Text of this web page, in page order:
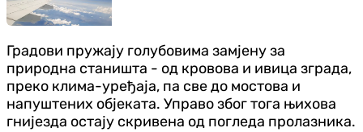
Градови пружају голубовима замјену за
природна станишта - од кровова и ивица зграда,
преко клима-уређаја, па све до мостова и
напуштених објеката. Управо због тога њихова
гнијезда остају скривена од погледа пролазника.